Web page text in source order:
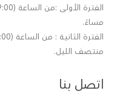
مساءً.
منتصف الليل.
اتصل بنا